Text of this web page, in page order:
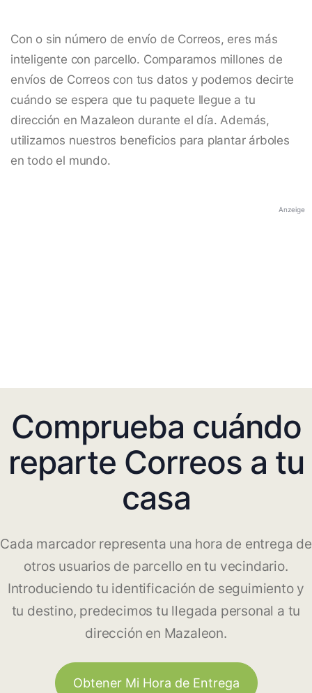
Con o sin número de envío de Correos, eres más
inteligente con parcello. Comparamos millones de
envíos de Correos con tus datos y podemos decirte
cuándo se espera que tu paquete llegue a tu
dirección en Mazaleon durante el día. Además,
utilizamos nuestros beneficios para plantar árboles
en todo el mundo.
Anzeige
Comprueba cuándo
reparte Correos a tu
casa
Cada marcador representa una hora de entrega de
otros usuarios de parcello en tu vecindario.
Introduciendo tu identificación de seguimiento y
tu destino, predecimos tu llegada personal a tu
dirección en Mazaleon.
Obtener Mi Hora de Entrega